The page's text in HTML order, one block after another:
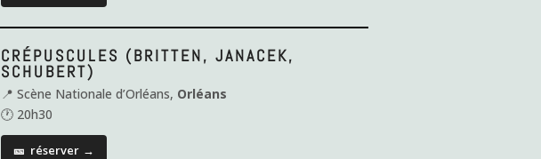
CRÉPUSCULES (BRITTEN, JANACEK,
SCHUBERT)
📍 Scène Nationale d’Orléans, Orléans
🕐 20h30
🎫 réserver →